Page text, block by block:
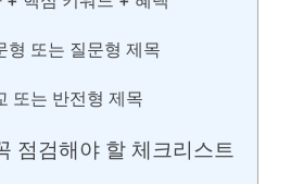
형 또는 질문형 제목
또는 반전형 제목
점검해야 할 체크리스트